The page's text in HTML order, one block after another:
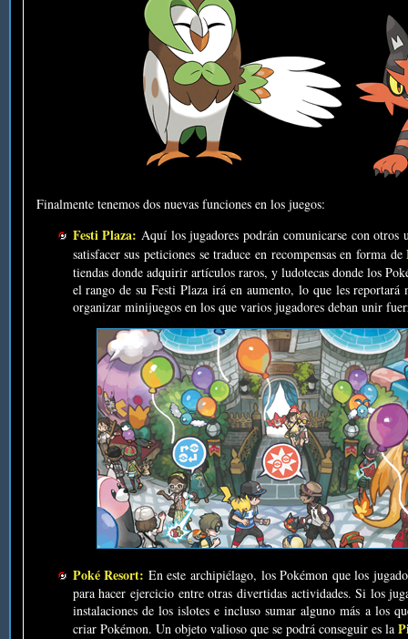
Finalmente tenemos dos nuevas funciones en los juegos:
Festi Plaza: Aquí los jugadores podrán comunicarse con
satisfacer sus peticiones se traduce en recompensas en forma de
tiendas donde adquirir artículos raros, y ludotecas donde los
el rango de su Festi Plaza irá en aumento, lo que les reportará
organizar minijuegos en los que varios jugadores deban unir
Poké Resort: En este archipiélago, los Pokémon que los
para hacer ejercicio entre otras divertidas actividades. Si los
instalaciones de los islotes e incluso sumar alguno más a los
criar Pokémon. Un objeto valioso que se podrá conseguir es la